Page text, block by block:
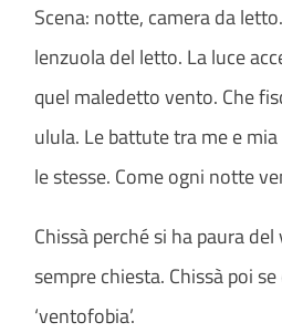
Scena: notte, camera da
lenzuola del letto. La luce
quel maledettovento. Che
ulula. Le battute tra me e
le stesse. Come ogni notte
Chissà perché si ha paura
sempre chiesta. Chissà poi
‘ventofobia’.